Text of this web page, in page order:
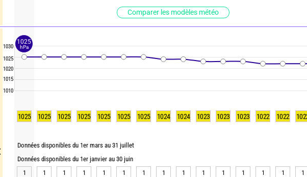
Comparer les modèles météo
1030
1025
1020
1015
1010
1025 1025 1025 1025 1025 1025 1025 1024 1024 1023 1023 1023 1022 1022
Données disponibles du 1er mars au 31 juillet
Données disponibles du 1er janvier au 30 juin
1
1 1 1 1 1 1 1 1 1 1 1 1 1 1
1025
hPa